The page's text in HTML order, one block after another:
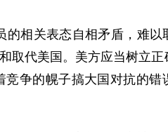
相关表态自相矛盾，难以
取代美国。美方应当树立正
争的幌子搞大国对抗的错